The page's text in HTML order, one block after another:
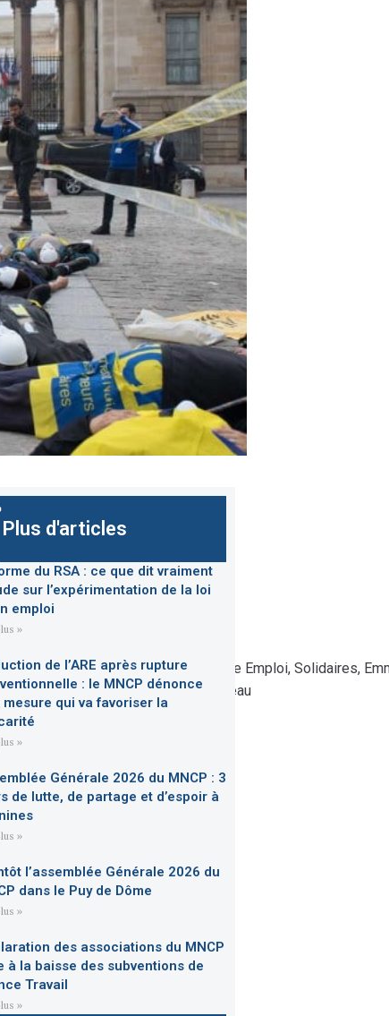
AC!, CGT Chomeurs, SNU Pôle Emploi, Solidaires,
Crédit photo : Jérémie Lusseau
Plus d'articles
du RSA : ce que dit vraiment
sur l’expérimentation de la loi
emploi
»
de l’ARE après rupture
: le MNCP dénonce
mesure qui va favoriser la
»
Générale 2026 du MNCP : 3
de lutte, de partage et d’espoir à
»
l’assemblée Générale 2026 du
dans le Puy de Dôme
»
des associations du MNCP
à la baisse des subventions de
Travail
»